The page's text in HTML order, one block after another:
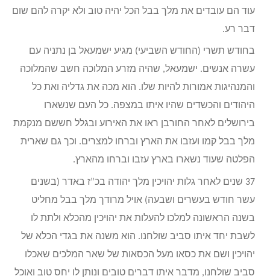
עוד הם עובדים את מלך בבל הכל יהיה טוב ולא יקרה להם שום
דבר רע.
בחודש תשרי (החודש השביעי) מגיע ישמעאל בן נתניה עם
עשרה אנשים. ישמעאל, שהיה מזרע המלוכה חשב שהמלוכה
והמנהיגות אמורות להיות שלו. הוא מכה את גדליה ואת כל
היהודים והכשדים שהיו איתו במצפה. כל העם שנשארו
בירושלים לאחר החורבן ראו את האירוע ובגלל חששם מנקמת
מלך בבל קמו ועזבו את הארץ וברחו למצרים. וכך גם שארית
הפלטה שעוד נשארו בארץ עזבו וברחו מהארץ.
37 שנים לאחר גלות יהויכין מלך יהודה בכ”ז באדר (בשנים
עשר חודש בעשרים ושבעה) אויל מרודך מלך בבל מחליט
בשנה הראשונה למלכו להעלות את יהויכין מהכלא ולתת לו
לשבת יחד איתו סביב שולחנו. הוא משנה את בגדי הכלא של
יהויכין ושם את כסאו מעל הכסאות של שאר המלכים שאכלו
סביב שולחנו, מדבר איתו דברים טובים ונותן לו יחס טוב ואוכל